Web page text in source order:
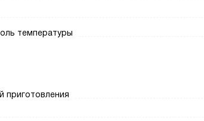
температуры
приготовления